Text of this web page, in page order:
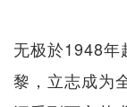
无极於1948年
黎，立志成为